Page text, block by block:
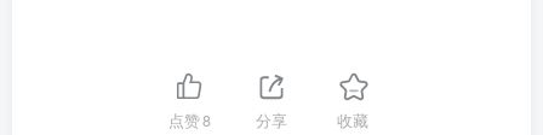
点赞8 分享 收藏